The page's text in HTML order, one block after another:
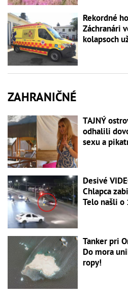
Rekordné
Záchranári
kolapsoch
ZAHRANIČNÉ
TAJNÝ
odhalili
sexu a
Desivé
Chlapca
Telo našli
Tanker pri
Do mora
ropy!